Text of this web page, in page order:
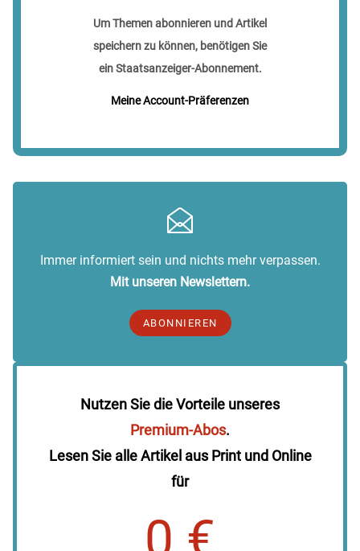
Um Themen abonnieren und Artikel
speichern zu können, benötigen Sie
ein Staatsanzeiger-Abonnement.
Meine Account-Präferenzen
Immer informiert sein und nichts mehr verpassen.
Mit unseren Newslettern.
ABONNIEREN
Nutzen Sie die Vorteile unseres
Premium-Abos.
Lesen Sie alle Artikel aus Print und Online
für